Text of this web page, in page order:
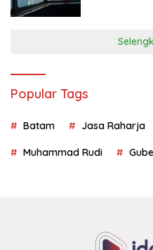
Popular Tags
Batam Jasa Raharja
Muhammad Rudi